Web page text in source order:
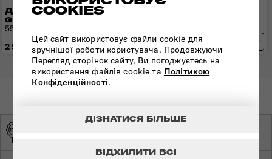
COOKIES
Цей сайт використовує файли cookie для
зручнішої роботи користувача. Продовжуючи
Перегляд сторінок сайту, Ви погоджуєтесь на
використання файлів cookie та Політикою
Конфіденційності.
ВІДХИЛИТИ ВСІ
ДІЗНАТИСЯ БІЛЬШЕ
ДОРОЖНЯ СУМКА
GLOBAL TA
55x30x21 см | 0.5 кг | 34 л
2 520 грн
2 630 грн